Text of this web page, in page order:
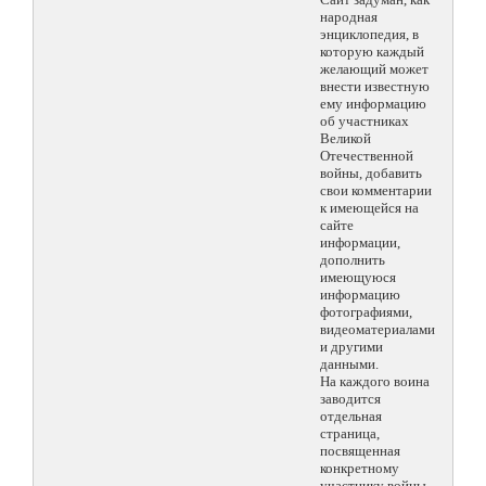
народная
энциклопедия, в
которую каждый
желающий может
внести известную
ему информацию
об участниках
Великой
Отечественной
войны, добавить
свои комментарии
к имеющейся на
сайте
информации,
дополнить
имеющуюся
информацию
фотографиями,
видеоматериалами
и другими
данными.
На каждого воина
заводится
отдельная
страница,
посвященная
конкретному